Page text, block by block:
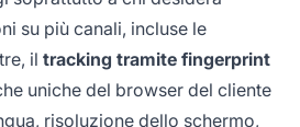
su più canali, incluse le
il tracking tramite fingerprint
uniche del browser del cliente
risoluzione dello schermo,